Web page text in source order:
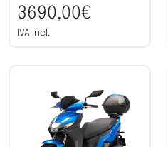
3690,00€
IVA Incl.